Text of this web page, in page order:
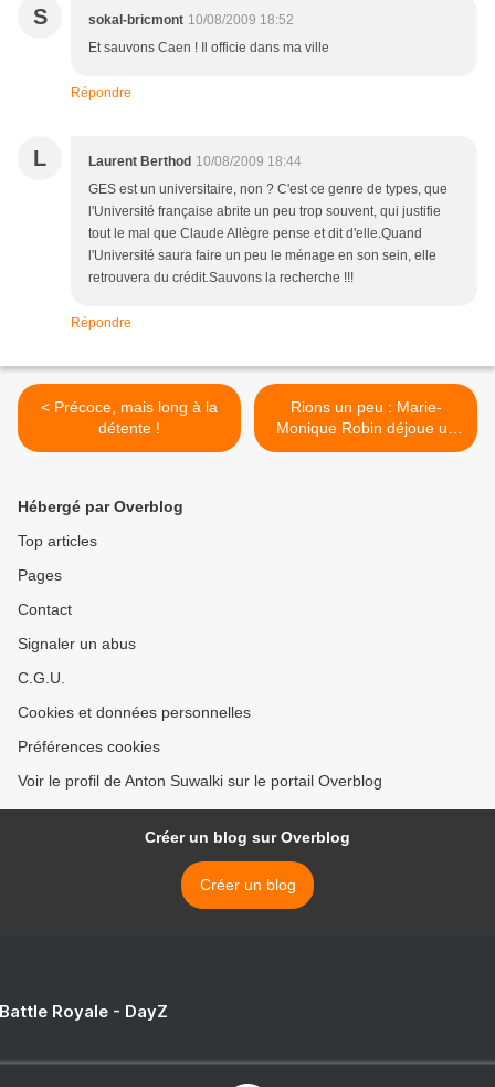
S sokal-bricmont 10/08/2009 18:52
Et sauvons Caen ! Il officie dans ma ville
Répondre
L Laurent Berthod 10/08/2009 18:44
GES est un universitaire, non ? C'est ce genre de types, que
l'Université française abrite un peu trop souvent, qui justifie
tout le mal que Claude Allègre pense et dit d'elle.Quand
l'Université saura faire un peu le ménage en son sein, elle
retrouvera du crédit.Sauvons la recherche !!!
Répondre
< Précoce, mais long à la
détente !
Rions un peu : Marie-
Monique Robin déjoue un
complot de la CIA ! >
Hébergé par Overblog
Top articles
Pages
Contact
Signaler un abus
C.G.U.
Cookies et données personnelles
Préférences cookies
Voir le profil de Anton Suwalki sur le portail Overblog
Créer un blog sur Overblog
Créer un blog
Royale - DayZ